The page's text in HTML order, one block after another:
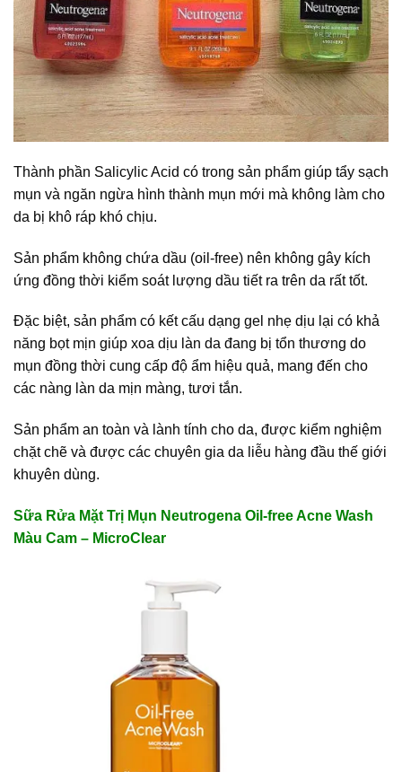
Thành phần Salicylic Acid có trong sản phẩm giúp tẩy sạch
mụn và ngăn ngừa hình thành mụn mới mà không làm cho
da bị khô ráp khó chịu.
Sản phẩm không chứa dầu (oil-free) nên không gây kích
ứng đồng thời kiểm soát lượng dầu tiết ra trên da rất tốt.
Đặc biệt, sản phẩm có kết cấu dạng gel nhẹ dịu lại có khả
năng bọt mịn giúp xoa dịu làn da đang bị tổn thương do
mụn đồng thời cung cấp độ ẩm hiệu quả, mang đến cho
các nàng làn da mịn màng, tươi tắn.
Sản phẩm an toàn và lành tính cho da, được kiểm nghiệm
chặt chẽ và được các chuyên gia da liễu hàng đầu thế giới
khuyên dùng.
Sữa Rửa Mặt Trị Mụn Neutrogena Oil-free Acne Wash
Màu Cam – MicroClear